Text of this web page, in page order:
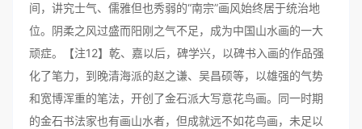
间，讲究士气、儒雅但也秀弱的“南宗”画风始终居于统治地
位。阴柔之风过盛而阳刚之气不足，成为中国山水画的一大
顽症。【注12】乾、嘉以后，碑学兴，以碑书入画的作品强
化了笔力，到晚清海派的赵之谦、吴昌硕等，以雄强的气势
和宽博浑重的笔法，开创了金石派大写意花鸟画。同一时期
的金石书法家也有画山水者，但成就远不如花鸟画，未足以